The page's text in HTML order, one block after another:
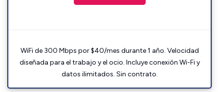
WiFi de 300 Mbps por $40/mes durante 1 año. Velocidad
diseñada para el trabajo y el ocio. Incluye conexión Wi-Fi y
datos ilimitados. Sin contrato.